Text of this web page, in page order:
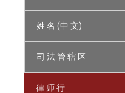
姓 名 (中 文)
司 法 管 辖 区
律 师 行